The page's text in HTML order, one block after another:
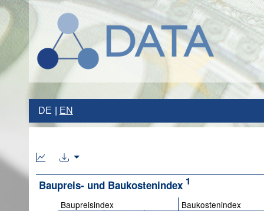
DE EN
Baupreis- und Baukostenindex 1
Baupreisindex
Baukostenindex